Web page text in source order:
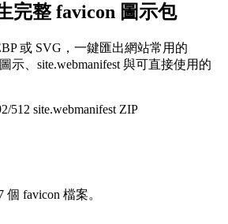
完整 favicon 圖示包
或 SVG，一鍵匯出網站常用的
示、site.webmanifest 與可直接使用的
512 site.webmanifest ZIP
favicon 檔案。